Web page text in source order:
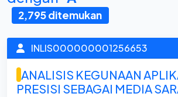
2,795 ditemukan
INLIS000000001256653
ANALISIS KEGUNAAN
PRESISI SEBAGAI MEDIA